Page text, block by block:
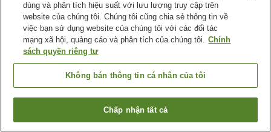
Tiện nghi chỗ nghỉ
Bãi đỗ xe
Nhà hàng
Máy bán hàng tự động
Trang chủ Nhật Bản Tỉnh Niigata
Thành phố Tainai
Nakajo Grand Hotel
Tìm phòng trống
dùng và phân tích hiệu suất với lưu lượng truy cập trên
website của chúng tôi. Chúng tôi cũng chia sẻ thông tin về
việc bạn sử dụng website của chúng tôi với các đối tác
mạng xã hội, quảng cáo và phân tích của chúng tôi. Chính
sách quyền riêng tư
Không bán thông tin cá nhân của tôi
Chấp nhận tất cả